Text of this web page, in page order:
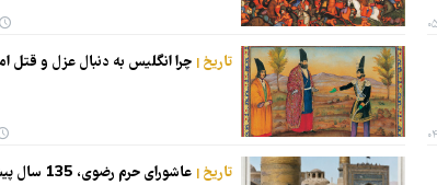
تاریخ چرا انگلیس به دنبال عزل و قتل
تاریخ عاشورای حرم رضوی، 135 سال پیش